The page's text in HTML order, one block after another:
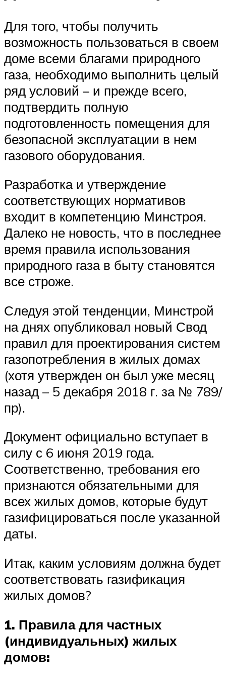
Для того, чтобы получить
возможность пользоваться в своем
доме всеми благами природного
газа, необходимо выполнить целый
ряд условий – и прежде всего,
подтвердить полную
подготовленность помещения для
безопасной эксплуатации в нем
газового оборудования.
Разработка и утверждение
соответствующих нормативов
входит в компетенцию Минстроя.
Далеко не новость, что в последнее
время правила использования
природного газа в быту становятся
все строже.
Следуя этой тенденции, Минстрой
на днях опубликовал новый Свод
правил для проектирования систем
газопотребления в жилых домах
(хотя утвержден он был уже месяц
назад – 5 декабря 2018 г. за № 789/
пр).
Документ официально вступает в
силу с 6 июня 2019 года.
Соответственно, требования его
признаются обязательными для
всех жилых домов, которые будут
газифицироваться после указанной
даты.
Итак, каким условиям должна будет
соответствовать газификация
жилых домов?
1. Правила для частных
(индивидуальных) жилых
домов: